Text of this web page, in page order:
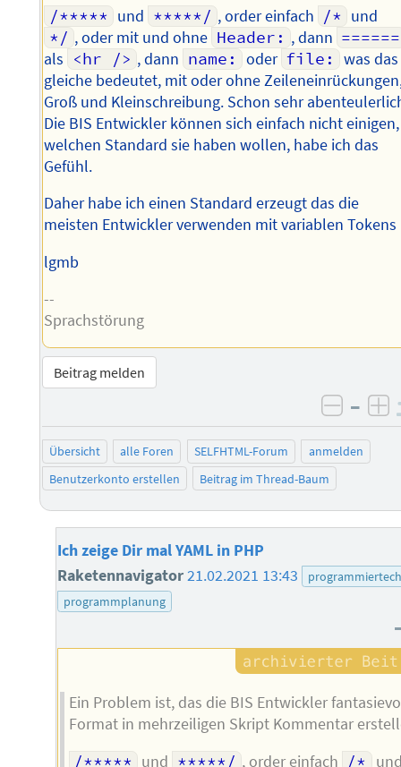
/***** und *****/ , order einfach /* und
*/ , oder mit und ohne Header: , dann ======
als <hr /> , dann name: oder file:
was das
gleiche bedeutet, mit oder ohne
Groß und Kleinschreibung. Schon sehr
Die BIS Entwickler können sich einfach nicht einigen,
welchen Standard sie haben wollen, habe ich das
Gefühl.
Daher habe ich einen Standard erzeugt das die
meisten Entwickler verwenden mit variablen Tokens
lgmb
--
Sprachstörung
Beitrag melden
–
Übersicht alle Foren SELFHTML-Forum
anmelden
Benutzerkonto erstellen
Beitrag im Thread-Baum
Ich zeige Dir mal YAML in PHP
Raketennavigator21.02.2021 13:43
programmplanung
Ein Problem ist, das die BIS Entwickler
Format in mehrzeiligen Skript Kommentar
/***** und *****/ , order einfach /*